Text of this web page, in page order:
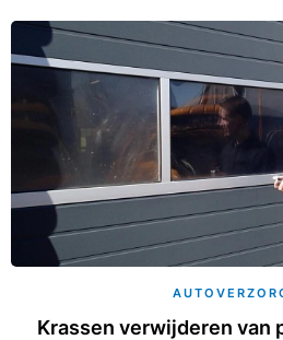
Krassen verwijderen van